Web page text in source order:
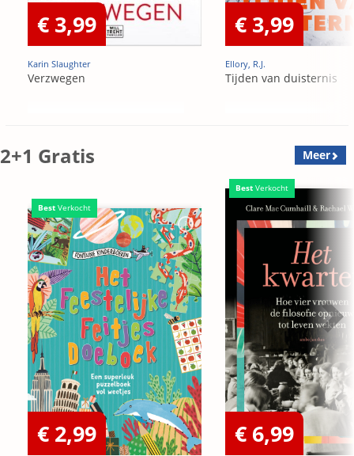
€ 3,99
Karin Slaughter
Verzwegen
€ 3,99
Ellory, R.J.
Tijden van duisternis
2+1 Gratis Meer
Best Verkocht
€ 2,99
Best Verkocht
€ 6,99